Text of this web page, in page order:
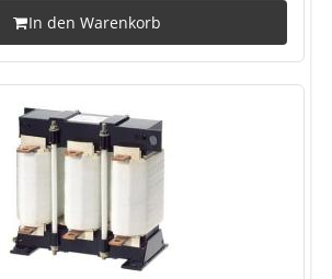
In den Warenkorb